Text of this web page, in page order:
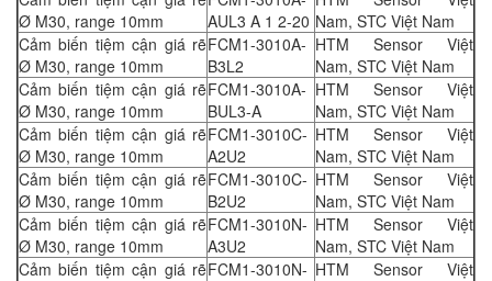
Ø M30, range 10mm
AUL3 A 1 2-20 Nam, STC Việt Nam
Cảm biến tiệm cận giá rẽ
Ø M30, range 10mm
FCM1-3010A-
B3L2
HTM Sensor Việt
Nam, STC Việt Nam
Cảm biến tiệm cận giá rẽ
Ø M30, range 10mm
FCM1-3010A-
BUL3-A
HTM Sensor Việt
Nam, STC Việt Nam
Cảm biến tiệm cận giá rẽ
Ø M30, range 10mm
FCM1-3010C-
A2U2
HTM Sensor Việt
Nam, STC Việt Nam
Cảm biến tiệm cận giá rẽ
Ø M30, range 10mm
FCM1-3010C-
B2U2
HTM Sensor Việt
Nam, STC Việt Nam
Cảm biến tiệm cận giá rẽ
Ø M30, range 10mm
FCM1-3010N-
A3U2
HTM Sensor Việt
Nam, STC Việt Nam
Cảm biến tiệm cận giá rẽFCM1-3010N- HTM Sensor Việt